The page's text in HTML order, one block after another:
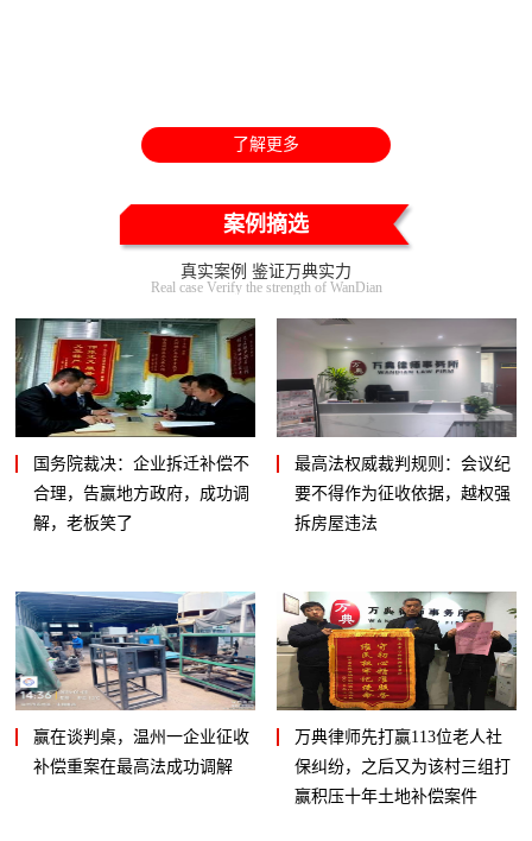
了解更多
案例摘选
真实案例 鉴证万典实力
Real case Verify the strength of WanDian
国务院裁决：企业拆迁补偿不
合理，告赢地方政府，成功调
解，老板笑了
最高法权威裁判规则：会议纪
要不得作为征收依据，越权强
拆房屋违法
赢在谈判桌，温州一企业征收
补偿重案在最高法成功调解
万典律师先打赢113位老人社
保纠纷，之后又为该村三组打
赢积压十年土地补偿案件